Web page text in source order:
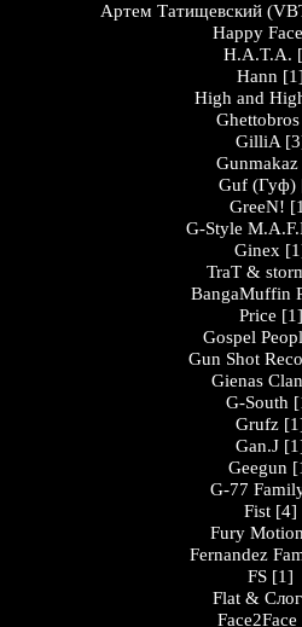
Артем Татищевский
Happy Face
H.A.T.A.
Hann [1]
High and
Ghettobros
GilliA
Gunmakaz
Guf (Гуф)
GreeN!
G-Style
Ginex
TraT &
BangaMuffin
Price [1]
Gospel
Gun Shot
Gienas Clan
G-South
Grufz
Gan.J
Geegun
G-77
Fist [4]
Fury Motion
Fernandez
FS [1]
Flat & Слог
Face2Face